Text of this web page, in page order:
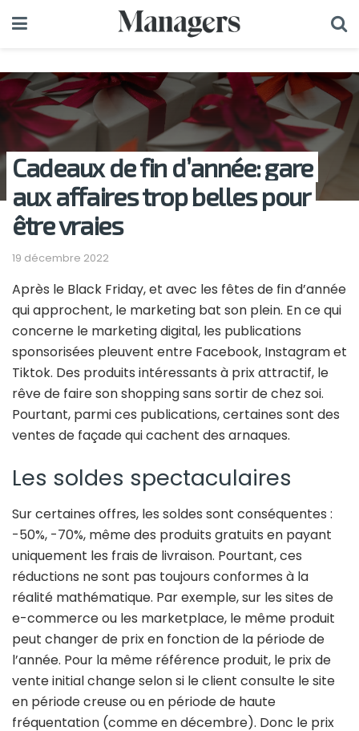
Cadeaux de fin d’année: gare
aux affaires trop belles pour
être vraies
19 décembre 2022
Après le Black Friday, et avec les fêtes de fin d’année
qui approchent, le marketing bat son plein. En ce qui
concerne le marketing digital, les publications
sponsorisées pleuvent entre Facebook, Instagram et
Tiktok. Des produits intéressants à prix attractif, le
rêve de faire son shopping sans sortir de chez soi.
Pourtant, parmi ces publications, certaines sont des
ventes de façade qui cachent des arnaques.
Les soldes spectaculaires
Sur certaines offres, les soldes sont conséquentes :
-50%, -70%, même des produits gratuits en payant
uniquement les frais de livraison. Pourtant, ces
réductions ne sont pas toujours conformes à la
réalité mathématique. Par exemple, sur les sites de
e-commerce ou les marketplace, le même produit
peut changer de prix en fonction de la période de
l’année. Pour la même référence produit, le prix de
vente initial change selon si le client consulte le site
en période creuse ou en période de haute
fréquentation (comme en décembre). Donc le prix